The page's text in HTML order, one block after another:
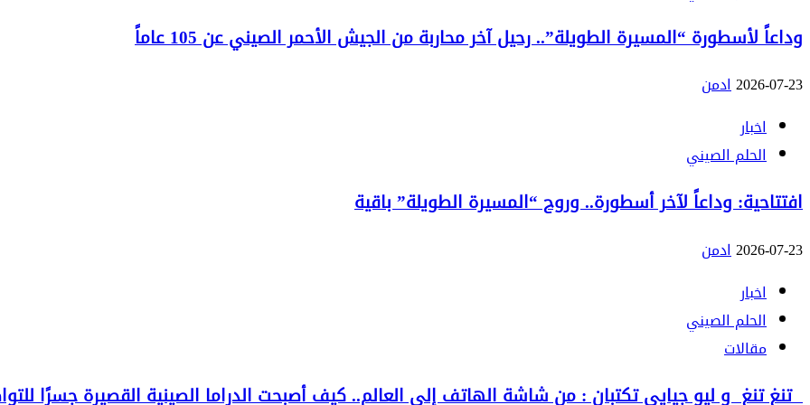
وداعاً لأسطورة “المسيرة الطويلة”.. رحيل آخر محاربة من الجيش الأحمر الصيني عن 105 عاماً
2026-07-23ادمن
اخبار
الحلم الصيني
افتتاحية: وداعاً لآخر أسطورة.. وروح “المسيرة الطويلة” باقية
2026-07-23ادمن
اخبار
الحلم الصيني
مقالات
تنغ تنغ و ليو جيايي تكتبان : من شاشة الهاتف إلى العالم.. كيف أصبحت الدراما الصينية القصيرة جسرًا